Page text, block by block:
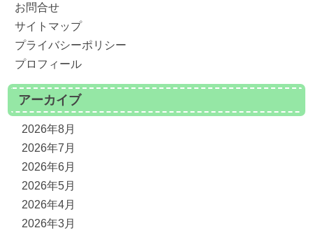
お問合せ
サイトマップ
プライバシーポリシー
プロフィール
アーカイブ
2026年8月
2026年7月
2026年6月
2026年5月
2026年4月
2026年3月